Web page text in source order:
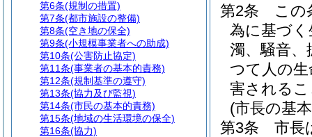
第2条
この
為に基づ
濁、騒音
つて人の
害される
(市長の基
第3条
市長
第6条(規制の措置)
第7条(都市施設の整備)
第8条(空き地の保全)
第9条(小規模事業者への助成)
第10条(公害防止協定)
第11条(事業者の基本的責務)
第12条(規制基準の遵守)
第13条(協力及び監視)
第14条(市民の基本的責務)
第15条(地域の生活環境の保全)
第16条(協力)